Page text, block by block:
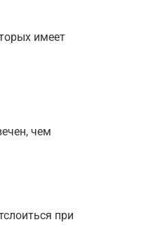
имеет
чем
при